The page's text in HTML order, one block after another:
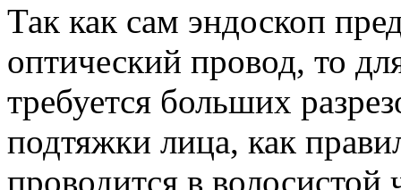
Так как сам эндоскоп
оптический провод, то
требуется больших
подтяжки лица, как
проводится в волосистой